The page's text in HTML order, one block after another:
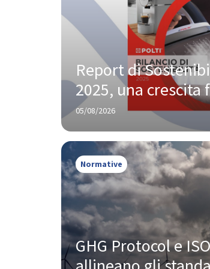
Report di
2025, una crescita
su innovazione e
responsabilità
05/08/2026
Normative
GHG Protocol e ISO